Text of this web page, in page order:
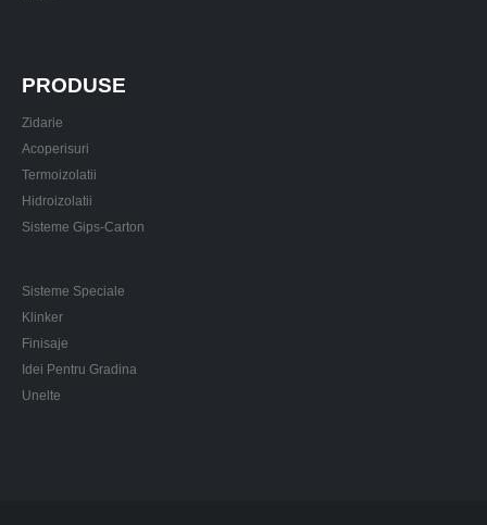
PRODUSE
Zidarie
Acoperisuri
Termoizolatii
Hidroizolatii
Sisteme Gips-Carton
Sisteme Speciale
Klinker
Finisaje
Idei Pentru Gradina
Unelte